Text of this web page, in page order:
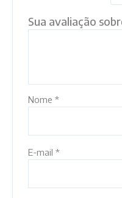
Sua avaliação
Nome*
E-mail*